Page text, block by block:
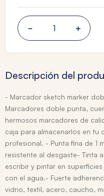
＋
－
Descripción del
- Marcador sketch marker
Marcadores doble punta,
hermosos marcadores de
caja para almacenarlos en tu
profesional. - Punta fina de 1
resistente al desgaste- Tinta
escribir y pintar en
con el agua.- Fuerte
vidrio, textil, acero, caucho,